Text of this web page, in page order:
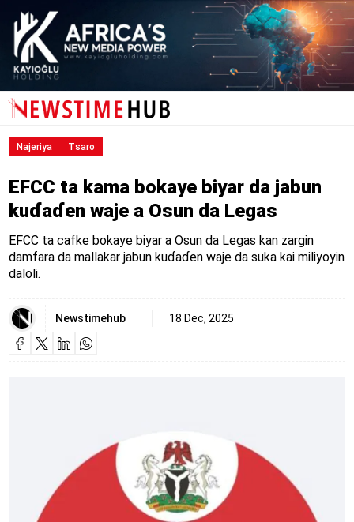
Najeriya Tsaro
EFCC ta kama bokaye biyar da jabun
kuɗaɗen waje a Osun da Legas
EFCC ta cafke bokaye biyar a Osun da Legas kan zargin
damfara da mallakar jabun kuɗaɗen waje da suka kai miliyoyin
daloli.
Newstimehub 18 Dec, 2025